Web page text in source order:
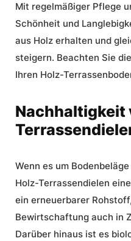
Mit regelmäßiger Pflege
Schönheit und
aus Holz erhalten und
steigern. Beachten Sie
Ihren Holz-
Nachhaltigkeit
Wenn es um
Holz-Terrassendielen
ein erneuerbarer
Bewirtschaftung auch in
Darüber hinaus ist es